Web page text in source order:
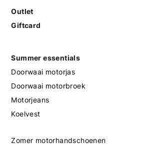
Outlet
Giftcard
Summer essentials
Doorwaai motorjas
Doorwaai motorbroek
Motorjeans
Koelvest
Zomer motorhandschoenen